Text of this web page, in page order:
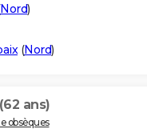
Nord)
(Nord)
(62 ans)
obsèques